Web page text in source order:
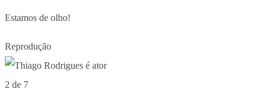
Estamos de olho!
Reprodução
2 de 7